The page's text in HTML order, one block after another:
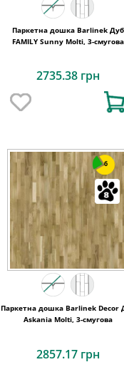
Паркетна дошка Barlinek Дуб
FAMILY Sunny Molti, 3-смугова
2735.38 грн
6
Паркетна дошка Barlinek Decor
Askania Molti, 3-смугова
2857.17 грн